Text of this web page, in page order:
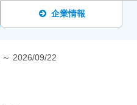
企業情報
～ 2026/09/22